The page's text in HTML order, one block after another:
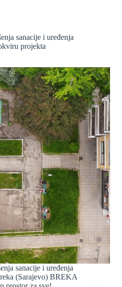
sanacije i uređenja
projekta
sanacije i uređenja
(Sarajevo) BREKA